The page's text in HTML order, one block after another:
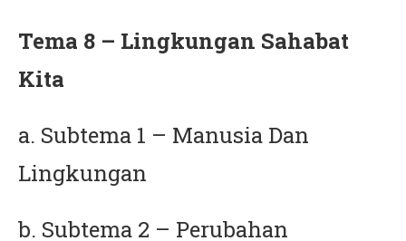
Tema 8 – Lingkungan Sahabat
Kita
a. Subtema 1 – Manusia Dan
Lingkungan
b. Subtema 2 – Perubahan